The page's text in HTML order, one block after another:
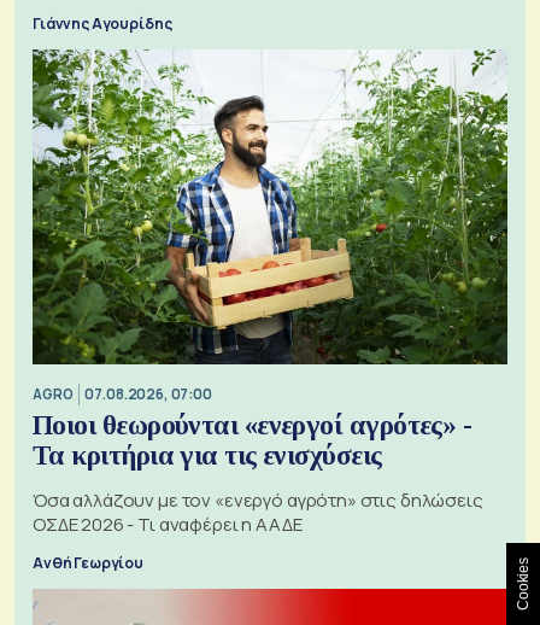
Γιάννης Αγουρίδης
AGRO 07.08.2026, 07:00
Ποιοι θεωρούνται «ενεργοί αγρότες» -
Τα κριτήρια για τις ενισχύσεις
Όσα αλλάζουν με τον «ενεργό αγρότη» στις δηλώσεις
ΟΣΔΕ 2026 - Τι αναφέρει η ΑΑΔΕ
Ανθή Γεωργίου Cookies